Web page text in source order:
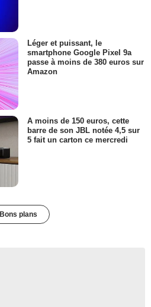
Léger et puissant, le
smartphone Google Pixel 9a
passe à moins de 380 euros sur
Amazon
A moins de 150 euros, cette
barre de son JBL notée 4,5 sur
5 fait un carton ce mercredi
Bons plans